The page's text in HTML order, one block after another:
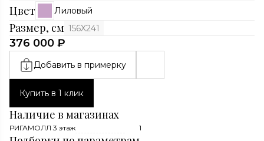
Цвет Лиловый
Размер, см 156X241
376 000 ₽
Добавить в примерку
Купить в 1 клик
Наличие в магазинах
РИГАМОЛЛ 3 этаж 1